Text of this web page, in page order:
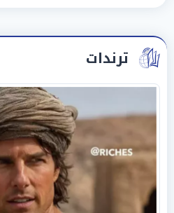
ترندات